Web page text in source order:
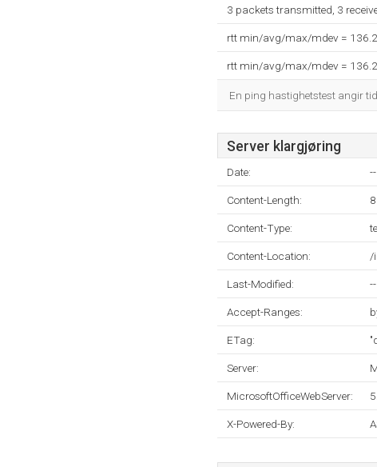
3 packets transmitted, 3
rtt min/avg/max/mdev =
rtt min/avg/max/mdev =
En ping hastighetstest angir
Server klargjøring
Date: --
Content-Length:
Content-Type:
Content-Location: /
Last-Modified: --
Accept-Ranges:
ETag:
Server:
MicrosoftOfficeWebServer:
X-Powered-By: